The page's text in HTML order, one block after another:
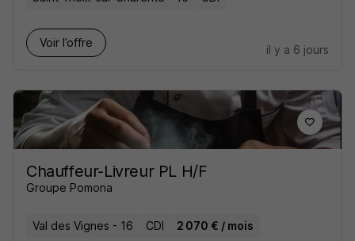
Voir l’offre
il y a 6 jours
Chauffeur-Livreur PL H/F
Groupe Pomona
Val des Vignes - 16 CDI 2 070 € / mois